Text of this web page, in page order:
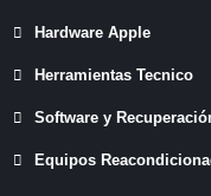
Hardware Apple
Herramientas Tecnico
Software y
Equipos